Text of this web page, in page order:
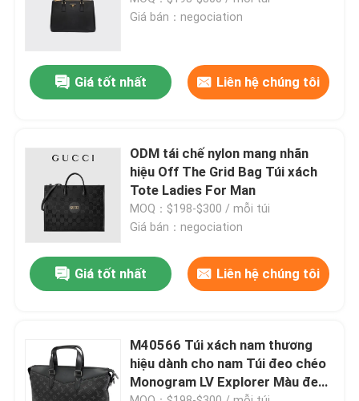
Video
VỀ CHÚNG TÔI
Kiểm soát chất lượng
Liên hệ chúng tôi
Tin tức
Các trường hợp
Blog
Giá bán：negociation
Giá tốt nhất Liên hệ chúng tôi
ODM tái chế nylon mang nhãn
hiệu Off The Grid Bag Túi xách
Tote Ladies For Man
MOQ：$198-$300 / mỗi túi
Giá bán：negociation
Giá tốt nhất Liên hệ chúng tôi
M40566 Túi xách nam thương
hiệu dành cho nam Túi đeo chéo
Monogram LV Explorer Màu đen